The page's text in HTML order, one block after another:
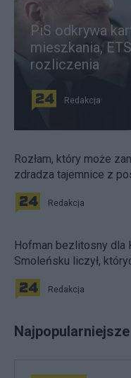
PiS odkrywa
mieszkania,
rozliczenia
Redakcja
Rozłam, który może
zdradza tajemnice z
Redakcja
Hofman bezlitosny dla
Smoleńsku liczył,
Redakcja
Najpopularniejsze